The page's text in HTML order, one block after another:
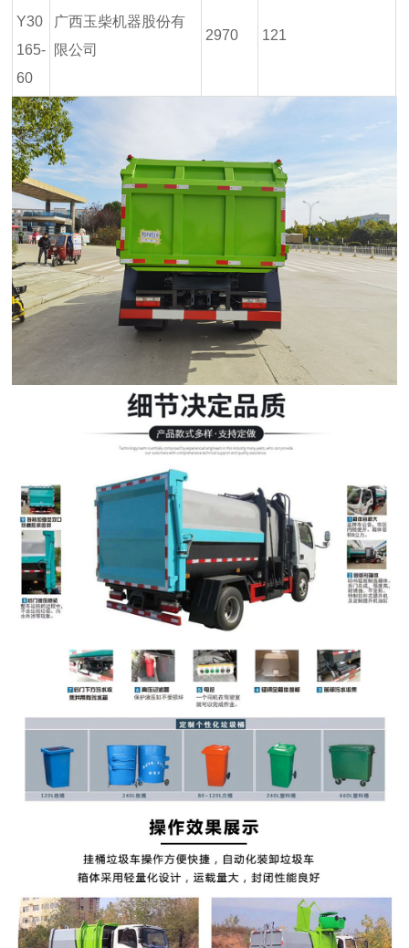
Y30
165-
60
广西玉柴机器股份有
限公司
2970 121